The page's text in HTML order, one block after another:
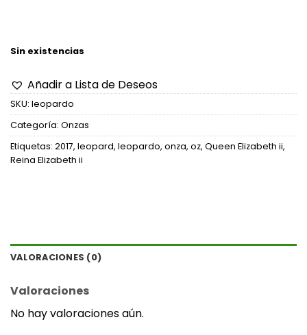
Sin existencias
Añadir a Lista de Deseos
SKU: leopardo
Categoría: Onzas
Etiquetas: 2017, leopard, leopardo, onza, oz, Queen Elizabeth ii,
Reina Elizabeth ii
VALORACIONES (0)
Valoraciones
No hay valoraciones aún.